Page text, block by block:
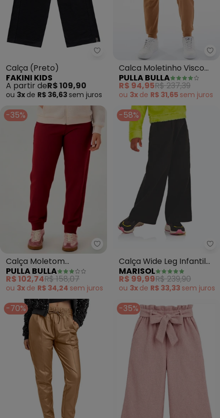
Fakini Kids - Calça (Preto)
Calça (Preto)
FAKINI KIDS
A partir deR$ 109,90
ou 3x de R$ 36,63 sem juros
Calca Moletinho Visco
(Marrom)
PULLA BULLA
R$ 94,95R$ 237,39
ou 3x de R$ 31,65 sem juros
-35%
Pulla Bulla - Calça Moletom
Calça Moletom
(Vermelho)
PULLA BULLA
R$ 102,74R$ 158,07
ou 3x de R$ 34,24 sem juros
-58%
Calça Wide Leg Infantil
Feminina Marisol (Preto)
MARISOL
R$ 99,99R$ 239,90
ou 3x de R$ 33,33 sem juros
-70% -35%